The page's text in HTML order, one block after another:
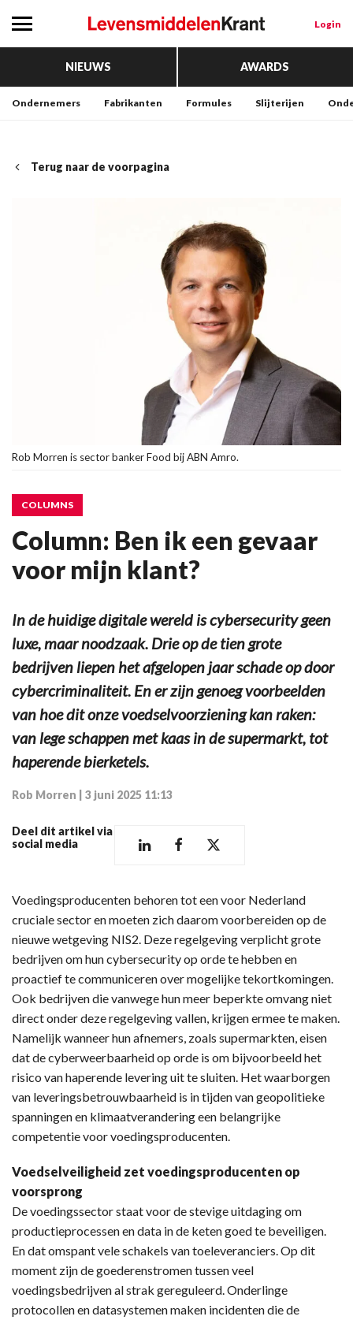
Login
NIEUWS AWARDS
Ondernemers Fabrikanten Formules Slijterijen
Terug naar de voorpagina
Rob Morren is sector banker Food bij ABN Amro.
COLUMNS
Column: Ben ik een gevaar
voor mijn klant?
In de huidige digitale wereld is cybersecurity geen
luxe, maar noodzaak. Drie op de tien grote
bedrijven liepen het afgelopen jaar schade op door
cybercriminaliteit. En er zijn genoeg voorbeelden
van hoe dit onze voedselvoorziening kan raken:
van lege schappen met kaas in de supermarkt, tot
haperende bierketels.
Rob Morren 3 juni 2025 11:13
Deel dit artikel via
social media
Voedingsproducenten behoren tot een voor Nederland
cruciale sector en moeten zich daarom voorbereiden op de
nieuwe wetgeving NIS2. Deze regelgeving verplicht grote
bedrijven om hun cybersecurity op orde te hebben en
proactief te communiceren over mogelijke tekortkomingen.
Ook bedrijven die vanwege hun meer beperkte omvang niet
direct onder deze regelgeving vallen, krijgen ermee te maken.
Namelijk wanneer hun afnemers, zoals supermarkten, eisen
dat de cyberweerbaarheid op orde is om bijvoorbeeld het
risico van haperende levering uit te sluiten. Het waarborgen
van leveringsbetrouwbaarheid is in tijden van geopolitieke
spanningen en klimaatverandering een belangrijke
competentie voor voedingsproducenten.
Voedselveiligheid zet voedingsproducenten op
voorsprong
De voedingssector staat voor de stevige uitdaging om
productieprocessen en data in de keten goed te beveiligen.
En dat omspant vele schakels van toeleveranciers. Op dit
moment zijn de goederenstromen tussen veel
voedingsbedrijven al strak gereguleerd. Onderlinge
protocollen en datasystemen maken incidenten die de